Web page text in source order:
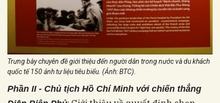
Trưng bày chuyên đề giới thiệu đến người dân trong nước và du khách
quốc tế 150 ảnh tư liệu tiêu biểu. (Ảnh: BTC).
Phần II - Chủ tịch Hồ Chí Minh với chiến thắng